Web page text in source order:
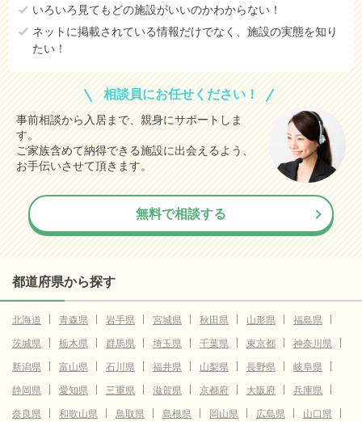
いろいろ見てもどの施設がいいのかわからない！
ネットに掲載されている情報だけでなく、施設の実態を知り
たい！
相談員にお任せください！
事前相談から入居まで、親身にサポートしま
す。
ご家族含めて納得できる施設に出会えるよう、
お手伝いさせて頂きます。
無料で相談する
都道府県から探す
北海道 青森県 岩手県 宮城県 秋田県 山形県
福島県
茨城県
栃木県 群馬県 埼玉県 千葉県 東京都
神奈川県
新潟県
富山県 石川県 福井県 山梨県 長野県
岐阜県
静岡県
愛知県 三重県 滋賀県 京都府 大阪府
兵庫県
奈良県
和歌山県 鳥取県 島根県 岡山県 広島県
山口県